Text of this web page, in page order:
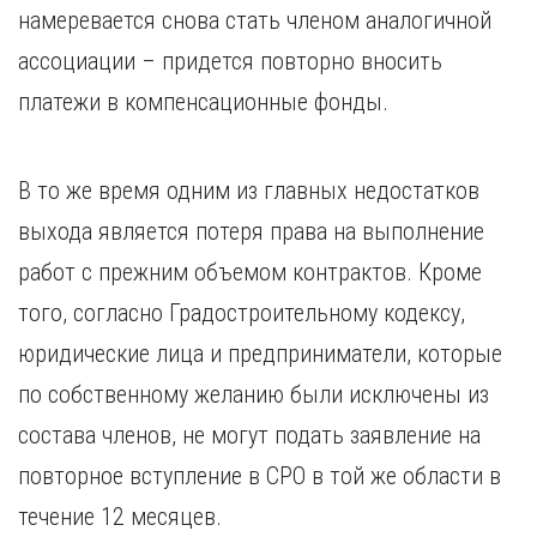
намеревается снова стать членом аналогичной
ассоциации – придется повторно вносить
платежи в компенсационные фонды.
В то же время одним из главных недостатков
выхода является потеря права на выполнение
работ с прежним объемом контрактов. Кроме
того, согласно Градостроительному кодексу,
юридические лица и предприниматели, которые
по собственному желанию были исключены из
состава членов, не могут подать заявление на
повторное вступление в СРО в той же области в
течение 12 месяцев.